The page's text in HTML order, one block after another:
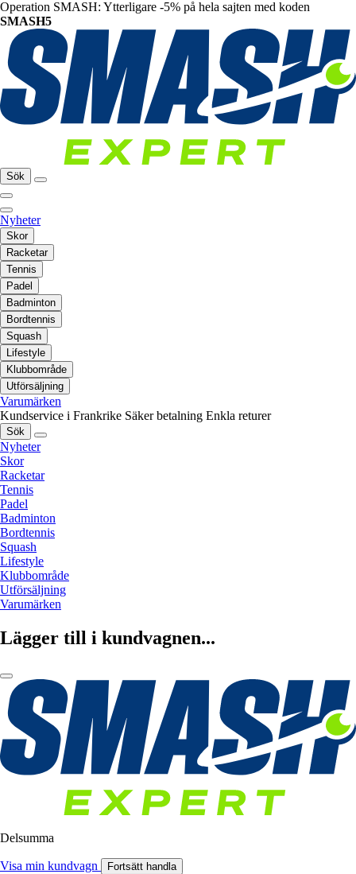
Operation SMASH: Ytterligare -5% på hela sajten med koden
SMASH5
Sök
Nyheter
Skor
Racketar
Tennis
Padel
Badminton
Bordtennis
Squash
Lifestyle
Klubbområde
Utförsäljning
Varumärken
Kundservice i Frankrike Säker betalning Enkla returer
Sök
Nyheter
Skor
Racketar
Tennis
Padel
Badminton
Bordtennis
Squash
Lifestyle
Klubbområde
Utförsäljning
Varumärken
Lägger till i kundvagnen...
Delsumma
Visa min kundvagn Fortsätt handla